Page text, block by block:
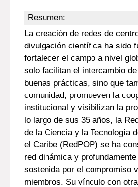
Resumen:
La creación de redes de
divulgación científica ha sido
fortalecer el campo a nivel
solo facilitan el intercambio
buenas prácticas, sino que
comunidad, promueven la
institucional y visibilizan la
lo largo de sus 35 años, la
de la Ciencia y la Tecnología
el Caribe (RedPOP) se ha
red dinámica y profundamente
sostenida por el compromiso
miembros. Su vínculo con